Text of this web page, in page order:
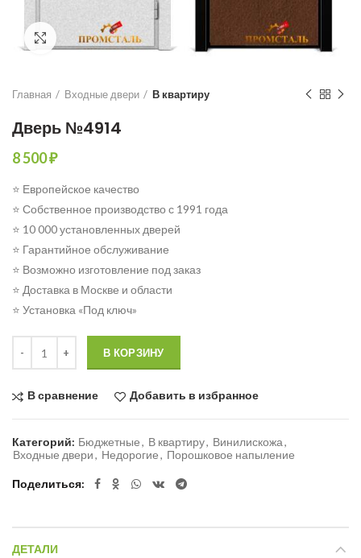
Click to enlarge
Главная Входные двери В квартиру
Дверь №4914
8 500₽
⭐ Европейское качество
⭐ Собственное производство с 1991 года
⭐ 10 000 установленных дверей
⭐ Гарантийное обслуживание
⭐ Возможно изготовление под заказ
⭐ Доставка в Москве и области
⭐ Установка «Под ключ»
В КОРЗИНУ
В сравнение Добавить в избранное
Категорий: Бюджетные, В квартиру, Винилискожа,
Входные двери, Недорогие, Порошковое напыление
Поделиться
ДЕТАЛИ